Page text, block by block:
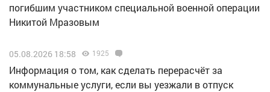
погибшим участником специальной военной операции
Никитой Мразовым
05.08.2026 18:58 1925
Информация о том, как сделать перерасчёт за
коммунальные услуги, если вы уезжали в отпуск